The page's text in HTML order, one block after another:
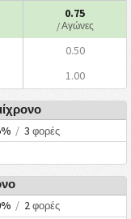
0.75
/ Αγώνες
0.50
1.00
/ 3φορές
/ 2φορές